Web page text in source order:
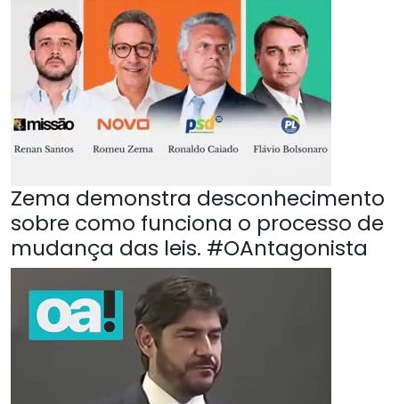
Zema demonstra desconhecimento
sobre como funciona o processo de
mudança das leis. #OAntagonista